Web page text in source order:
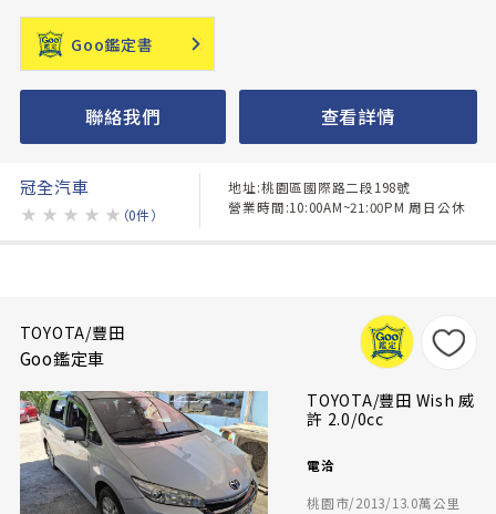
Goo鑑定書
聯絡我們 查看詳情
冠全汽車
★ ★ ★ ★ ★ （0件）
地址:桃園區國際路二段198號
營業時間:10:00AM~21:00PM 周日公休
TOYOTA/豐田
Goo鑑定車
TOYOTA/豐田 Wish 威
許 2.0/0cc
電洽
桃園市/2013/13.0萬公里